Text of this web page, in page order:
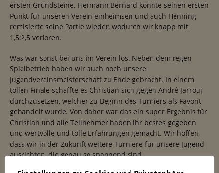
ersten Grundsteine. Hermann Bernard konnte seinen ersten
Punkt für unseren Verein einheimsen und auch Henning
remisierte seine Partie wieder, wodurch wir knapp mit
1,5:2,5 verloren.
Was war sonst bei uns im Verein los. Neben dem regen
Spielbetrieb haben wir auch noch unsere
Jugendvereinsmeisterschaft zu Ende gebracht. In einem
tollen Finale schaffte es Christian sich gegen André Jarrouj
durchzusetzen, welcher zu Beginn des Turniers als Favorit
gehandelt wurde. Von daher war das ein super Ergebnis für
Christian und alle Teilnehmer haben ihr bestes gegeben
und wertvolle und tolle Erfahrungen gemacht. Wir hoffen,
dass wir in der Zukunft weitere Turniere für unsere Jugend
ausrichten, die genau so spannend sind.